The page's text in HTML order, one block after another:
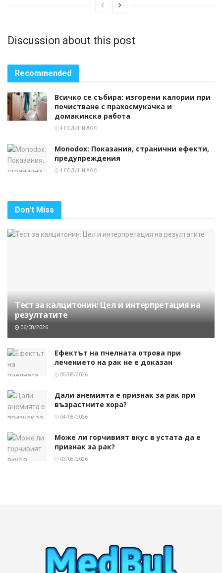
Discussion about this post
Recommended
Всичко се събира: изгорени калории при
почистване с прахосмукачка и
домакинска работа
4 ГОДИНИ AGO
Monodox: Показания, странични ефекти,
предупреждения
4 ГОДИНИ AGO
Don't Miss
Тест за калцитонин: Цел и интерпретация на
резултатите
06/08/2026
Ефектът на пчелната отрова при
лечението на рак не е доказан
05/08/2026
Дали анемията е признак за рак при
възрастните хора?
04/08/2026
Може ли горчивият вкус в устата да е
признак за рак?
03/08/2026